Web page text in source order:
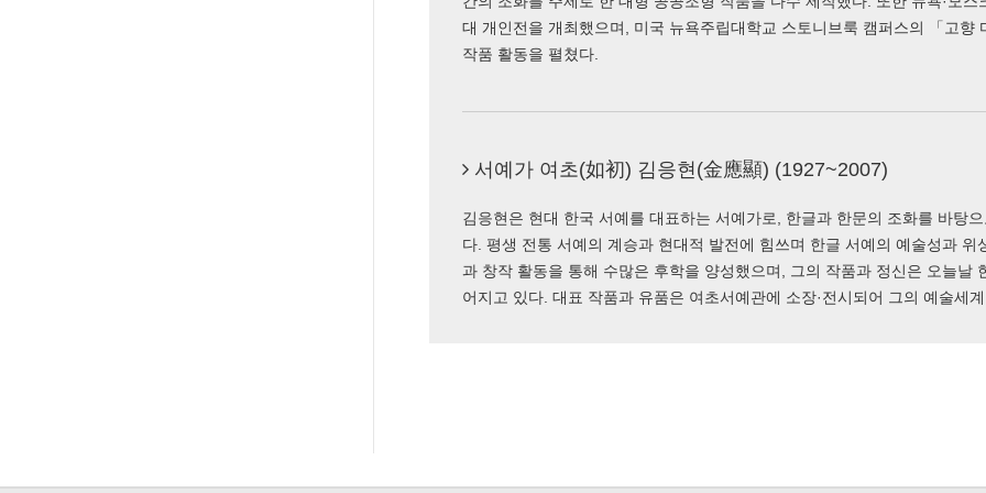
대 개인전을 개최했으며, 미국 뉴욕주립대학교 스토니브룩 캠퍼스의 「고향
작품 활동을 펼쳤다.
서예가 여초(如初) 김응현(金應顯) (1927~2007)
김응현은 현대 한국 서예를 대표하는 서예가로, 한글과 한문의 조화를 바탕
다. 평생 전통 서예의 계승과 현대적 발전에 힘쓰며 한글 서예의 예술성과
과 창작 활동을 통해 수많은 후학을 양성했으며, 그의 작품과 정신은 오늘날
어지고 있다. 대표 작품과 유품은 여초서예관에 소장·전시되어 그의 예술세